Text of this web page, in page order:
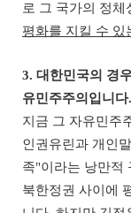
로 그 국가의 정체
평화를 지킬 수 있
3. 대한민국의 경
유민주주의입니다.
지금 그 자유민주
인권유린과 개인
족"이라는 낭만적
북한정권 사이에